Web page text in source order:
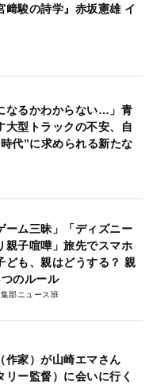
﨑駿の詩学』赤坂憲雄 イ
なるかわからない…」青
大型トラックの不安、自
代”に求められる新たな
ーム三昧」「ディズニー
親子喧嘩」旅先でスマホ
ども、親はどうする？ 親
のルール
部ニュース班
作家）が山崎エマさん
リー監督）に会いに行く